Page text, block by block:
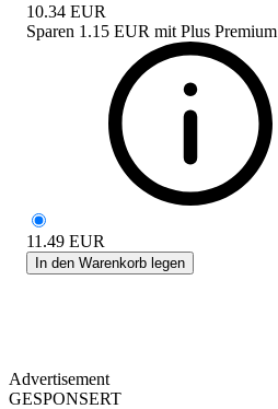
10.34 EUR
Sparen 1.15 EUR mit Plus Premium
11.49 EUR
In den Warenkorb legen
Advertisement
GESPONSERT